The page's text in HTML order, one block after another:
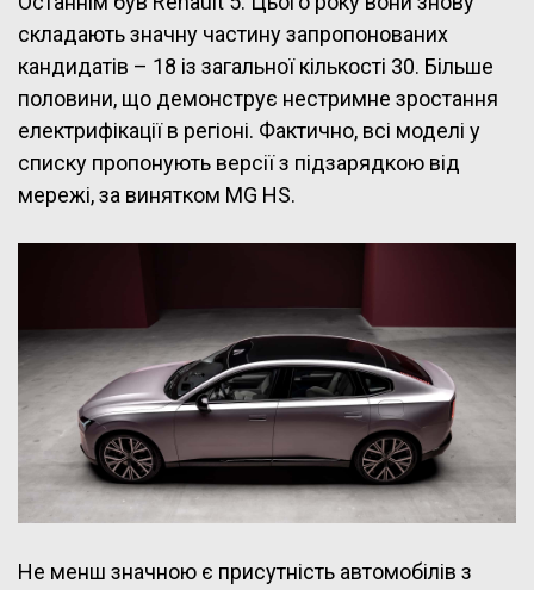
складають значну частину запропонованих
кандидатів – 18 із загальної кількості 30. Більше
половини, що демонструє нестримне зростання
електрифікації в регіоні. Фактично, всі моделі у
списку пропонують версії з підзарядкою від
мережі, за винятком MG HS.
Не менш значною є присутність автомобілів з